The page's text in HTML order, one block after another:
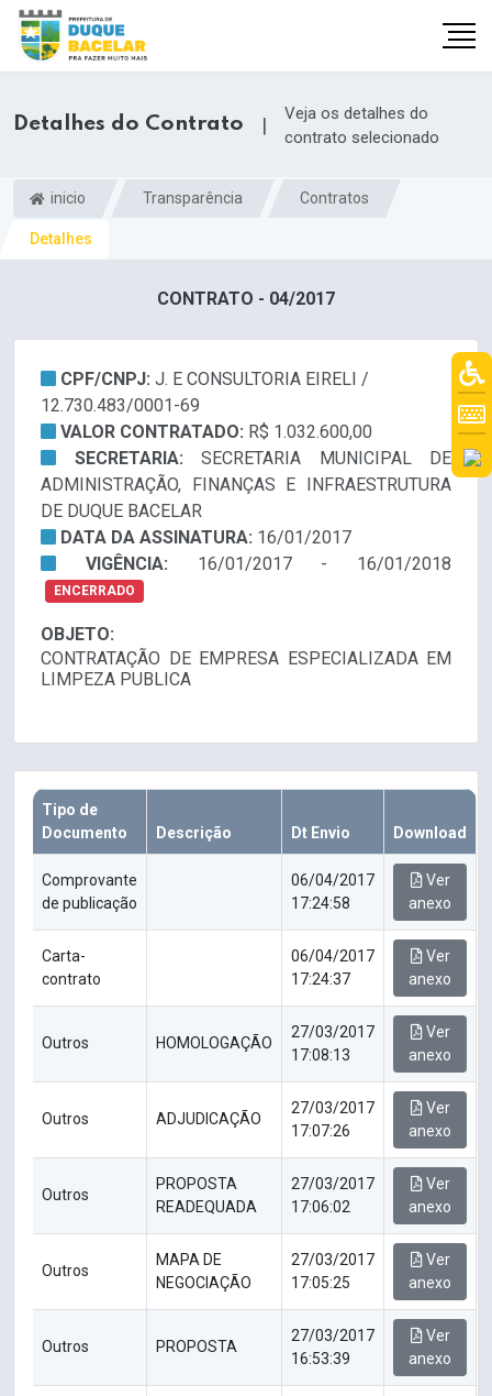
Detalhes do Contrato |
Veja os detalhes do
contrato selecionado
inicio Transparência Contratos
Detalhes
CONTRATO - 04/2017
CPF/CNPJ: J. E CONSULTORIA EIRELI /
12.730.483/0001-69
VALOR CONTRATADO: R$ 1.032.600,00
SECRETARIA: SECRETARIA MUNICIPAL DE
ADMINISTRAÇÃO, FINANÇAS E INFRAESTRUTURA
DE DUQUE BACELAR
DATA DA ASSINATURA: 16/01/2017
VIGÊNCIA: 16/01/2017 - 16/01/2018
ENCERRADO
OBJETO:
CONTRATAÇÃO DE EMPRESA ESPECIALIZADA EM
LIMPEZA PUBLICA
Tipo de
Documento
Descrição Dt Envio Download
Comprovante
de publicação
06/04/2017
17:24:58
Ver
anexo
Carta-
contrato
06/04/2017
17:24:37
Ver
anexo
Outros HOMOLOGAÇÃO
27/03/2017
17:08:13
Ver
anexo
Outros ADJUDICAÇÃO
27/03/2017
17:07:26
Ver
anexo
Outros
PROPOSTA
READEQUADA
27/03/2017
17:06:02
Ver
anexo
Outros
MAPA DE
NEGOCIAÇÃO
27/03/2017
17:05:25
Ver
anexo
Outros PROPOSTA
27/03/2017
16:53:39
Ver
anexo